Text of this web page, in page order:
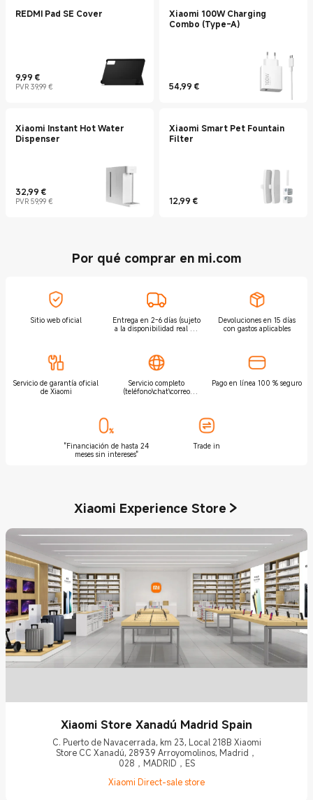
REDMI Pad SE Cover
9,99 €
Current Price €9.99
PVR 39,99 €
Precio de mercado 39,99 €
Xiaomi 100W Charging
Combo (Type-A)
54,99 €
Current Price €54.99
Xiaomi Instant Hot Water
Dispenser
32,99 €
Current Price €32.99
PVR 59,99 €
Precio de mercado 59,99 €
Xiaomi Smart Pet Fountain
Filter
12,99 €
Current Price €12.99
Por qué comprar en mi.com
Sitio web oficial
Entrega en 2-6 días (sujeto
a la disponibilidad real de
Devoluciones en 15 días
con gastos aplicables
Servicio de garantía oficial
de Xiaomi
Servicio completo
(teléfono\chat\correo
Pago en línea 100 % seguro
"Financiación de hasta 24
meses sin intereses"
Trade in
Xiaomi Experience Store
Xiaomi Store Xanadú Madrid Spain
C. Puerto de Navacerrada, km 23, Local 218B Xiaomi
Store CC Xanadú, 28939 Arroyomolinos, Madrid，
028，MADRID，ES
Xiaomi Direct-sale store